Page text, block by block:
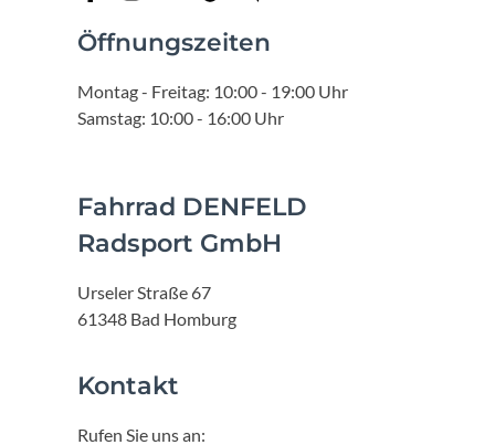
Öffnungszeiten
Montag - Freitag: 10:00 - 19:00 Uhr
Samstag: 10:00 - 16:00 Uhr
Fahrrad DENFELD
Radsport GmbH
Urseler Straße 67
61348 Bad Homburg
Kontakt
Rufen Sie uns an: